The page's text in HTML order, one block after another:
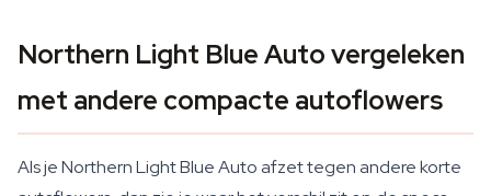
Northern Light Blue Auto vergeleken
met andere compacte autoflowers
Als je Northern Light Blue Auto afzet tegen andere korte